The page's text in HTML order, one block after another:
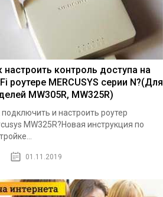
настроить контроль доступа на
роутере MERCUSYS серии N?(Для
MW305R, MW325R)
подключить и настроить роутер
MW325R?Новая инструкция по
01.11.2019